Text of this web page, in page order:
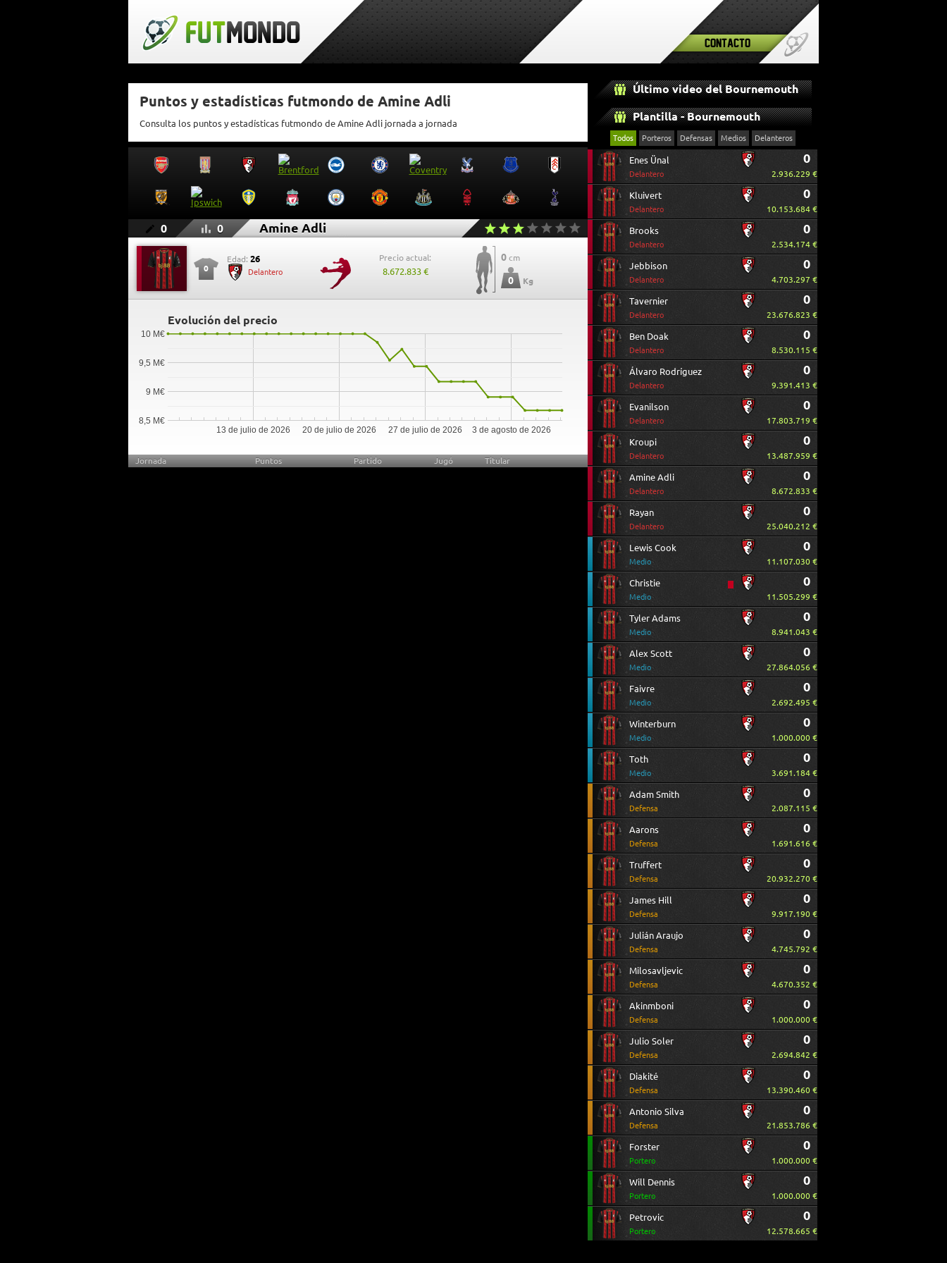
Contacto
Puntos y estadísticas futmondo de Amine Adli
Consulta los puntos y estadísticas futmondo de Amine Adli jornada a jornada
0 0 Amine Adli
0
Edad: 26
Delantero
Precio actual:
8.672.833 €
0 cm
0 Kg
Evolución del precio
13 de julio de 2026 20 de julio de 2026 27 de julio de 2026 3 de agosto de 2026
8,5 M€
9 M€
9,5 M€
10 M€
Jornada Puntos Partido Jugó Titular
Último video del Bournemouth
Plantilla - Bournemouth
Todos Porteros Defensas Medios Delanteros
Enes Ünal
Delantero
0
2.936.229 €
Kluivert
Delantero
0
10.153.684 €
Brooks
Delantero
0
2.534.174 €
Jebbison
Delantero
0
4.703.297 €
Tavernier
Delantero
0
23.676.823 €
Ben Doak
Delantero
0
8.530.115 €
Álvaro Rodríguez
Delantero
0
9.391.413 €
Evanilson
Delantero
0
17.803.719 €
Kroupi
Delantero
0
13.487.959 €
Amine Adli
Delantero
0
8.672.833 €
Rayan
Delantero
0
25.040.212 €
Lewis Cook
Medio
0
11.107.030 €
Christie
Medio
0
11.505.299 €
Tyler Adams
Medio
0
8.941.043 €
Alex Scott
Medio
0
27.864.056 €
Faivre
Medio
0
2.692.495 €
Winterburn
Medio
0
1.000.000 €
Toth
Medio
0
3.691.184 €
Adam Smith
Defensa
0
2.087.115 €
Aarons
Defensa
0
1.691.616 €
Truffert
Defensa
0
20.932.270 €
James Hill
Defensa
0
9.917.190 €
Julián Araujo
Defensa
0
4.745.792 €
Milosavljevic
Defensa
0
4.670.352 €
Akinmboni
Defensa
0
1.000.000 €
Julio Soler
Defensa
0
2.694.842 €
Diakité
Defensa
0
13.390.460 €
Antonio Silva
Defensa
0
21.853.786 €
Forster
Portero
0
1.000.000 €
Will Dennis
Portero
0
1.000.000 €
Petrovic
Portero
0
12.578.665 €